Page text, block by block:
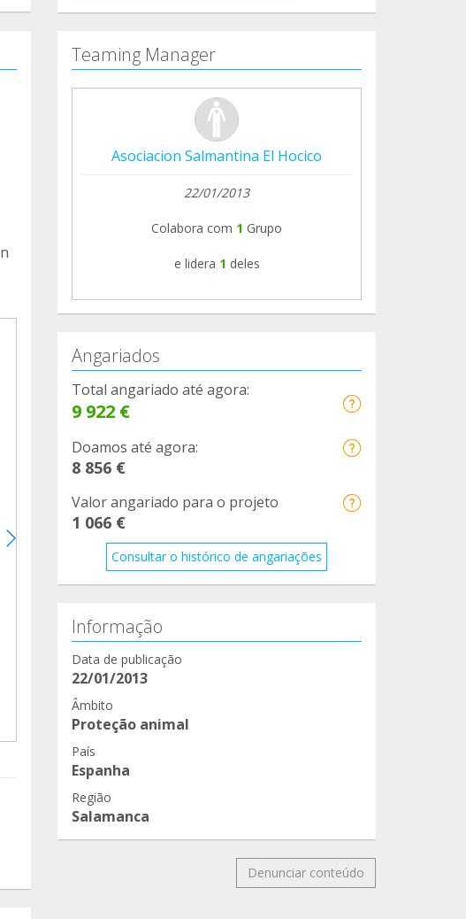
Teaming Manager
Asociacion Salmantina El Hocico
22/01/2013
Colabora com 1 Grupo
e lidera 1 deles
Angariados
Total angariado até agora:
9 922 €
Doamos até agora:
8 856 €
Valor angariado para o projeto
1 066 €
Consultar o histórico de angariações
Informação
Data de publicação
22/01/2013
Âmbito
Proteção animal
País
Espanha
Região
Salamanca
Denunciar conteúdo